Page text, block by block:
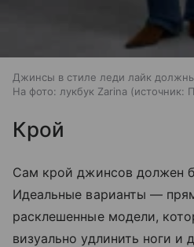
Джинсы в стиле леди лайк
На фото: лукбук Zarina
источник:
Крой
Сам крой джинсов должен
Идеальные варианты —
расклешенные модели,
визуально удлинить ноги и